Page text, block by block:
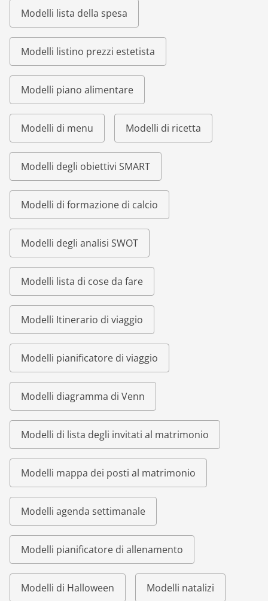
Modelli lista della spesa
Modelli listino prezzi estetista
Modelli piano alimentare
Modelli di menu Modelli di ricetta
Modelli degli obiettivi SMART
Modelli di formazione di calcio
Modelli degli analisi SWOT
Modelli lista di cose da fare
Modelli Itinerario di viaggio
Modelli pianificatore di viaggio
Modelli diagramma di Venn
Modelli di lista degli invitati al matrimonio
Modelli mappa dei posti al matrimonio
Modelli agenda settimanale
Modelli pianificatore di allenamento
Modelli di Halloween Modelli natalizi